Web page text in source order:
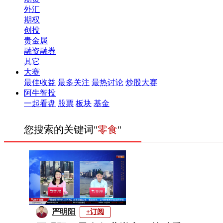
外汇
期权
创投
贵金属
融资融券
其它
大赛
最佳收益 最多关注 最热讨论 炒股大赛
阿牛智投
一起看盘 股票 板块 基金
您搜索的关键词"零食"
严明阳 +订阅